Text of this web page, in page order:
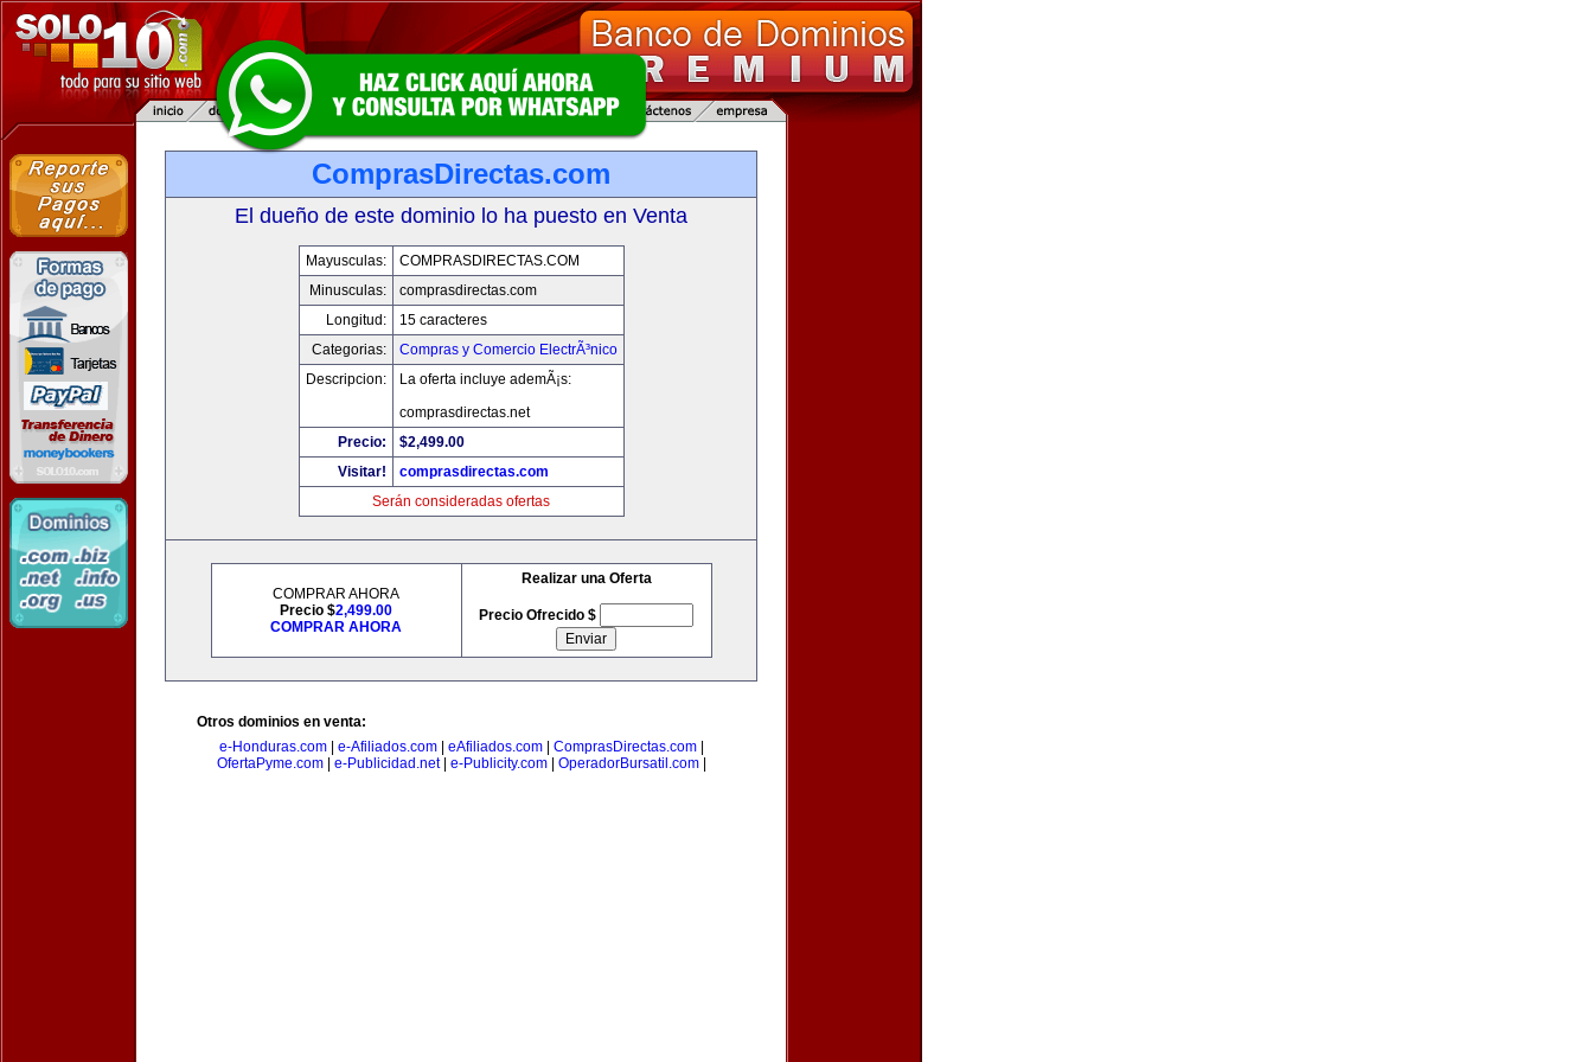
ComprasDirectas.com
El dueño de este dominio lo ha puesto en Venta
Mayusculas:
COMPRASDIRECTAS.COM
Minusculas:
comprasdirectas.com
Longitud:
15 caracteres
Categorias:
Compras y Comercio ElectrÃ³nico
Descripcion:
La oferta incluye ademÃ¡s:
comprasdirectas.net
Precio:
$2,499.00
Visitar!
comprasdirectas.com
Serán consideradas ofertas
COMPRAR AHORA
Precio $2,499.00
COMPRAR AHORA
Realizar una Oferta
Precio Ofrecido $
Otros dominios en venta:
e-Honduras.com| e-Afiliados.com| eAfiliados.com| ComprasDirectas.com|
OfertaPyme.com| e-Publicidad.net| e-Publicity.com| OperadorBursatil.com|